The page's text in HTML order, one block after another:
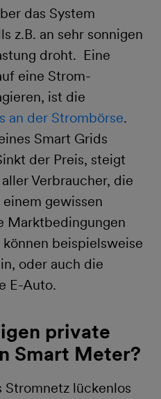
das System
z.B. an sehr sonnigen
droht. Eine
eine Strom-
ist die
an der Strombörse.
Smart Grids
der Preis, steigt
Verbraucher, die
gewissen
Marktbedingungen
können beispielsweise
oder auch die
E-Auto.
private
Smart Meter?
lückenlos